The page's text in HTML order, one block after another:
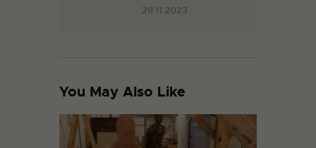
29.11.2023
You May Also Like